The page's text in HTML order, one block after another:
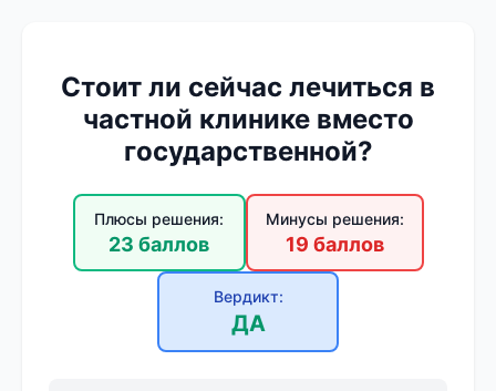
Стоит ли сейчас лечиться в
частной клинике вместо
государственной?
Плюсы решения:
23 баллов
Минусы решения:
19 баллов
Вердикт:
ДА